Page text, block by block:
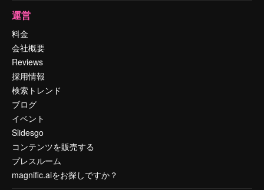
運営
料金
会社概要
Reviews
採用情報
検索トレンド
ブログ
イベント
Slidesgo
コンテンツを販売する
プレスルーム
magnific.aiをお探しですか？